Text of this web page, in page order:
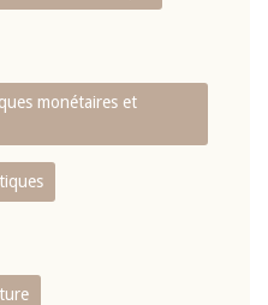
monétaires et